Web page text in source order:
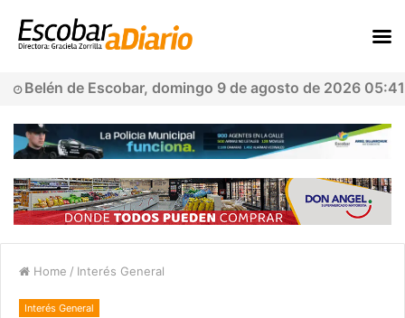
Belén de Escobar, domingo 9 de agosto de 2026 05:41
Home / Interés General
Interés General